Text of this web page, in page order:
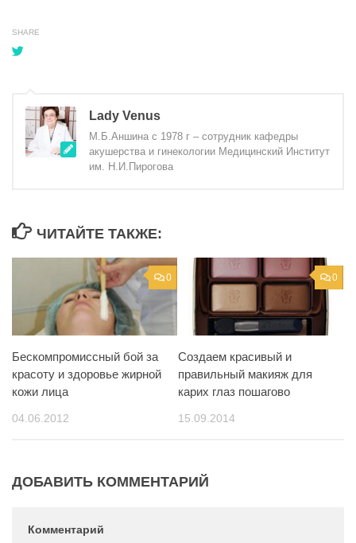
SHARE
Lady Venus
М.Б.Аншина с 1978 г – сотрудник кафедры
акушерства и гинекологии Медицинский Институт
им. Н.И.Пирогова
ЧИТАЙТЕ ТАКЖЕ:
0
Бескомпромиссный бой за
красоту и здоровье жирной
кожи лица
04.06.2012
0
Создаем красивый и
правильный макияж для
карих глаз пошагово
15.09.2014
ДОБАВИТЬ КОММЕНТАРИЙ
Комментарий